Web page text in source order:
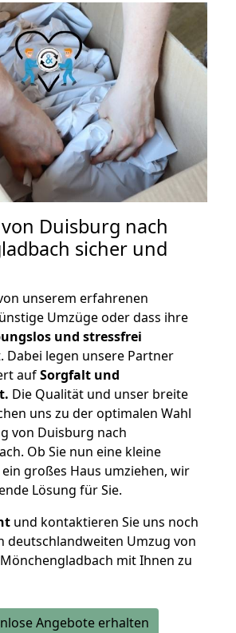
Duisburg nach
sicher und
unserem erfahrenen
Umzüge oder dass ihre
und stressfrei
Dabei legen unsere Partner
aufSorgfalt und
Die Qualität und unser breite
uns zu der optimalen Wahl
von Duisburg nach
Ob Sie nun eine kleine
großes Haus umziehen, wir
Lösung für Sie.
und kontaktieren Sie uns noch
deutschlandweiten Umzug von
mit Ihnen zu
Angebote erhalten